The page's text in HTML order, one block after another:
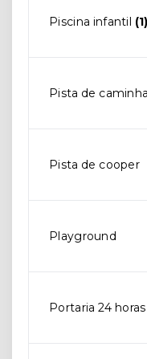
Piscina infantil (1)
Pista de
Pista de cooper
Playground
Portaria 24 horas